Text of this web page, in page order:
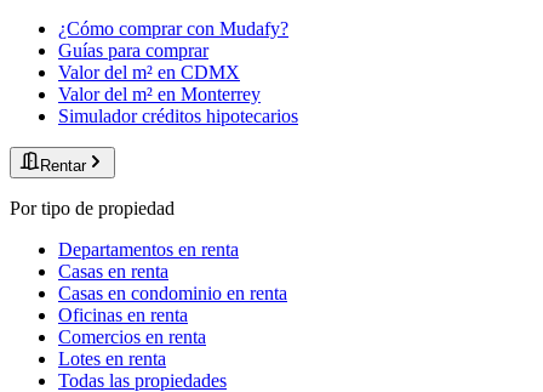
¿Cómo comprar con Mudafy?
Guías para comprar
Valor del m² en CDMX
Valor del m² en Monterrey
Simulador créditos hipotecarios
Rentar
Por tipo de propiedad
Departamentos en renta
Casas en renta
Casas en condominio en renta
Oficinas en renta
Comercios en renta
Lotes en renta
Todas las propiedades